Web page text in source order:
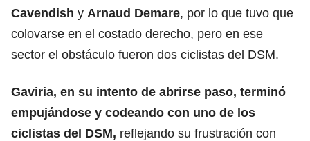
Cavendish y Arnaud Demare, por lo que tuvo que
colovarse en el costado derecho, pero en ese
sector el obstáculo fueron dos ciclistas del DSM.
Gaviria, en su intento de abrirse paso, terminó
empujándose y codeando con uno de los
ciclistas del DSM, reflejando su frustración con